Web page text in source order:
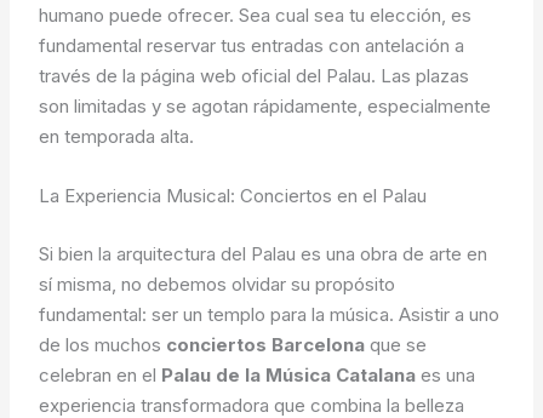
humano puede ofrecer. Sea cual sea tu elección, es
fundamental reservar tus entradas con antelación a
través de la página web oficial del Palau. Las plazas
son limitadas y se agotan rápidamente, especialmente
en temporada alta.
La Experiencia Musical: Conciertos en el Palau
Si bien la arquitectura del Palau es una obra de arte en
sí misma, no debemos olvidar su propósito
fundamental: ser un templo para la música. Asistir a uno
de los muchos conciertos Barcelona que se
celebran en el Palau de la Música Catalana es una
experiencia transformadora que combina la belleza